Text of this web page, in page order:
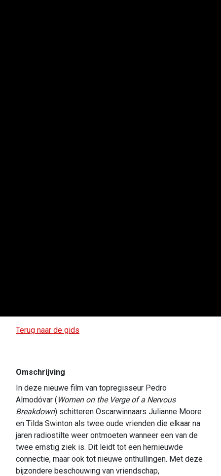
Terug naar de gids
Omschrijving
In deze nieuwe film van topregisseur Pedro
Almodóvar (Women on the Verge of a Nervous
Breakdown) schitteren Oscarwinnaars Julianne Moore
en Tilda Swinton als twee oude vrienden die elkaar na
jaren radiostilte weer ontmoeten wanneer een van de
twee ernstig ziek is. Dit leidt tot een hernieuwde
connectie, maar ook tot nieuwe onthullingen. Met deze
bijzondere beschouwing van vriendschap,